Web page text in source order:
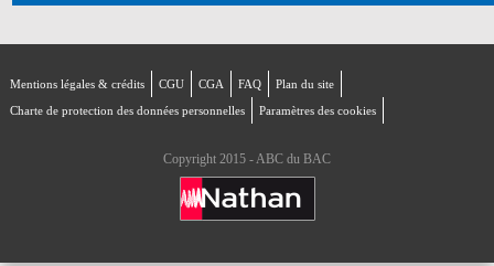
Mentions légales & crédits CGU CGA FAQ
Plan du site
Charte de protection des données personnelles
Paramètres des cookies
Copyright 2015 - ABC du BAC